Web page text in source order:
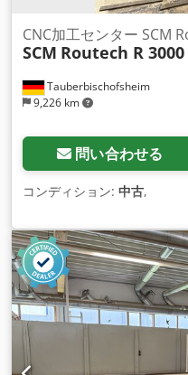
Tauberbischofsheim
9,226 km
CNC加工センター SCM
SCM Routech R 3000
問い合わせる
コンディション: 中古,